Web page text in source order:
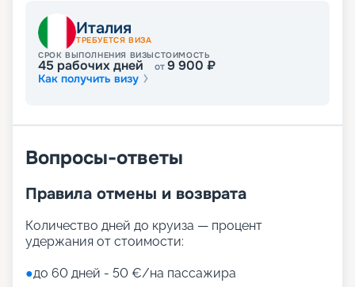
Италия
ТРЕБУЕТСЯ ВИЗА
СРОК ВЫПОЛНЕНИЯ ВИЗЫ
45 рабочих дней
СТОИМОСТЬ
от9 900 ₽
Как получить визу
Вопросы-ответы
Правила отмены и возврата
Количество дней до круиза — процент
удержания от стоимости:
●до 60 дней - 50 €/на пассажира